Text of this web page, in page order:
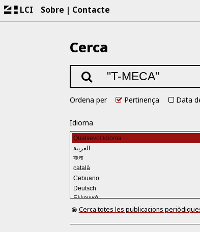
LCI Sobre Contacte
Cerca
Ordena per Pertinença Data
Idioma
Cerca totes les publicacions